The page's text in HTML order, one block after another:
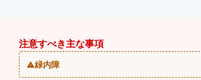
注意すべき主な事項
緑内障